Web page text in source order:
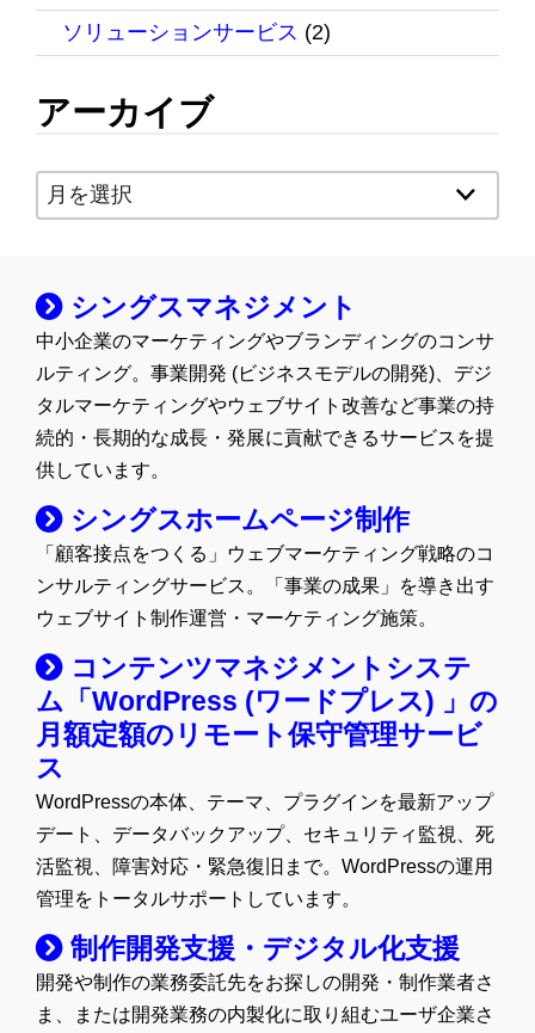
ソリューションサービス (2)
アーカイブ
ア
ー
イ
ブ
シングスマネジメント
中小企業のマーケティングやブランディングのコンサ
ルティング。事業開発 (ビジネスモデルの開発)、デジ
タルマーケティングやウェブサイト改善など事業の持
続的・長期的な成長・発展に貢献できるサービスを提
供しています。
シングスホームページ制作
「顧客接点をつくる」ウェブマーケティング戦略のコ
ンサルティングサービス。「事業の成果」を導き出す
ウェブサイト制作運営・マーケティング施策。
コンテンツマネジメントシステ
ム「WordPress (ワードプレス) 」の
月額定額のリモート保守管理サービ
ス
WordPressの本体、テーマ、プラグインを最新アップ
デート、データバックアップ、セキュリティ監視、死
活監視、障害対応・緊急復旧まで。WordPressの運用
管理をトータルサポートしています。
制作開発支援・デジタル化支援
開発や制作の業務委託先をお探しの開発・制作業者さ
ま、または開発業務の内製化に取り組むユーザ企業さ